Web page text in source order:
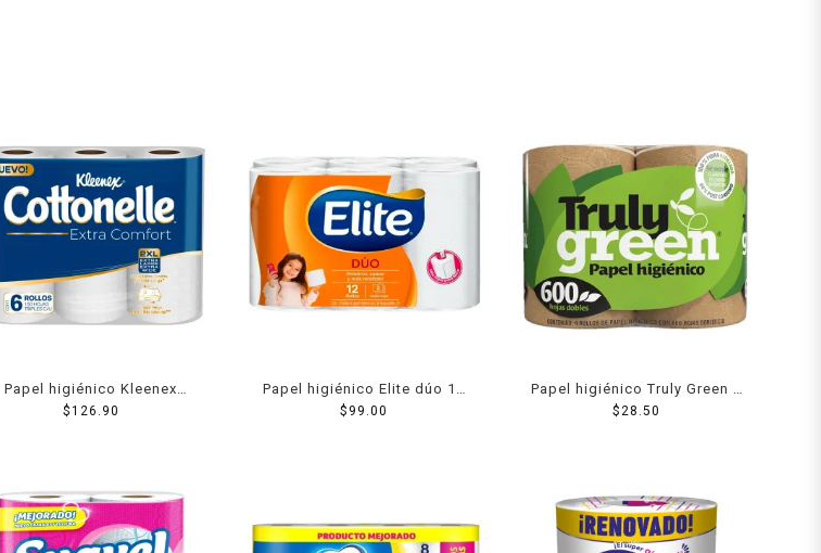
Papel higiénico Kleenex
Cottonelle Extra Comfort 6
$126.90
Papel higiénico Elite dúo 12
rollos con 350 hojas dobles
$ 99.00
Papel higiénico Truly Green 4
rollos 600 hojas dobles c/u
$28.50